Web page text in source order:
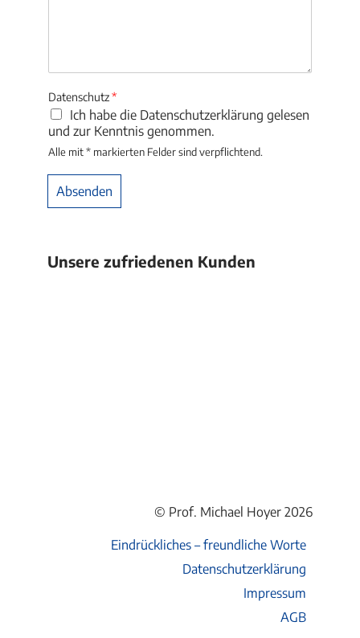
Datenschutz*
Ich habe die Datenschutzerklärung gelesen
und zur Kenntnis genommen.
Alle mit * markierten Felder sind verpflichtend.
Absenden
Unsere zufriedenen Kunden
© Prof. Michael Hoyer 2026
Eindrückliches – freundliche Worte
Datenschutzerklärung
Impressum
AGB